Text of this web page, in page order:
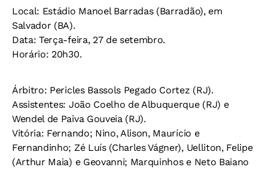
Local: Estádio Manoel Barradas (Barradão), em
Salvador (BA).
Data: Terça-feira, 27 de setembro.
Horário: 20h30.
Árbitro: Pericles Bassols Pegado Cortez (RJ).
Assistentes: João Coelho de Albuquerque (RJ) e
Wendel de Paiva Gouveia (RJ).
Vitória: Fernando; Nino, Alison, Maurício e
Fernandinho; Zé Luís (Charles Vágner), Uelliton, Felipe
(Arthur Maia) e Geovanni; Marquinhos e Neto Baiano